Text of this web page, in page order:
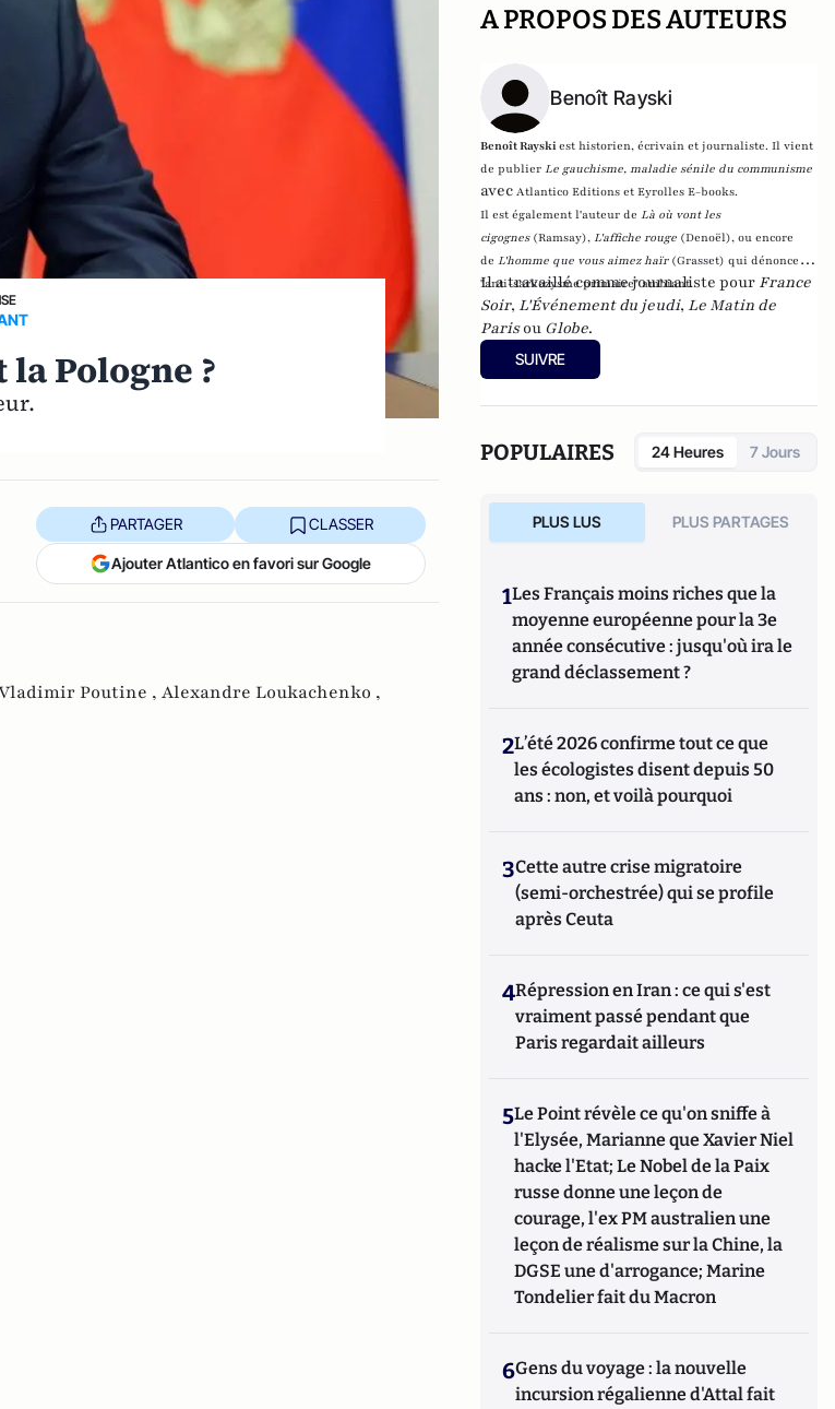
Pologne ?
PARTAGER CLASSER
Ajouter Atlantico en favori sur Google
Poutine , Alexandre Loukachenko ,
A PROPOS DES AUTEURS
Benoît Rayski
Benoît Rayskiest historien, écrivain et journaliste. Il vient
de publierLe gauchisme, maladie sénile du communisme
avecAtlantico Editions et Eyrolles E-books.
Il est également l'auteur deLà où vont les
cigognes (Ramsay),L'affiche rouge (Denoël), ou encore
deL'homme que vous aimez haïr (Grasset) qui dénonce l'
"anti-sarkozysme primaire" ambiant.
Il a travaillé comme journaliste pour France
Soir, L'Événement du jeudi, Le Matin de
Parisou Globe.
SUIVRE
POPULAIRES 24 Heures 7 Jours
PLUS LUS PLUS PARTAGES
1Les Français moins riches que la
moyenne européenne pour la 3e
année consécutive : jusqu'où ira le
grand déclassement ?
2L’été 2026 confirme tout ce que
les écologistes disent depuis 50
ans : non, et voilà pourquoi
3Cette autre crise migratoire
(semi-orchestrée) qui se profile
après Ceuta
4Répression en Iran : ce qui s'est
vraiment passé pendant que
Paris regardait ailleurs
5Le Point révèle ce qu'on sniffe à
l'Elysée, Marianne que Xavier Niel
hacke l'Etat; Le Nobel de la Paix
russe donne une leçon de
courage, l'ex PM australien une
leçon de réalisme sur la Chine, la
DGSE une d'arrogance; Marine
Tondelier fait du Macron
6Gens du voyage : la nouvelle
incursion régalienne d'Attal fait